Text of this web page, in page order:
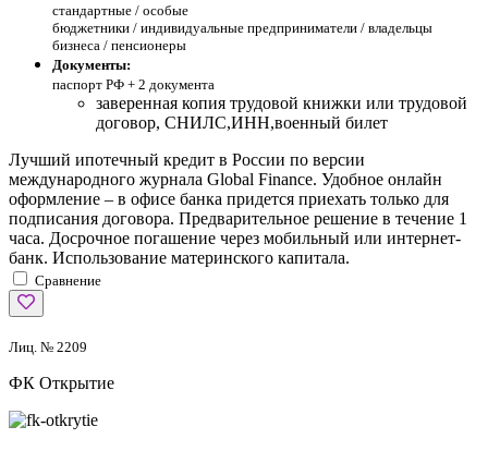
стандартные / особые
бюджетники / индивидуальные предприниматели / владельцы
бизнеса / пенсионеры
Документы:
паспорт РФ + 2 документа
заверенная копия трудовой книжки или трудовой
договор, СНИЛС,ИНН,военный билет
Лучший ипотечный кредит в России по версии
международного журнала Global Finance. Удобное онлайн
оформление – в офисе банка придется приехать только для
подписания договора. Предварительное решение в течение 1
часа. Досрочное погашение через мобильный или интернет-
банк. Использование материнского капитала.
Сравнение
Лиц. № 2209
ФК Открытие